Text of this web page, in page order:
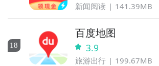
新闻阅读 141.39MB
18
百度地图
3.9
旅游出行 199.67MB